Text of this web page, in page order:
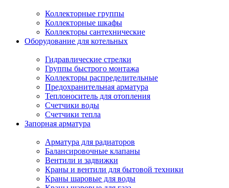
Коллекторные группы
Коллекторные шкафы
Коллекторы сантехнические
Оборудование для котельных
Гидравлические стрелки
Группы быстрого монтажа
Коллекторы распределительные
Предохранительная арматура
Теплоноситель для отопления
Счетчики воды
Счетчики тепла
Запорная арматура
Арматура для радиаторов
Балансировочные клапаны
Вентили и задвижки
Краны и вентили для бытовой техники
Краны шаровые для воды